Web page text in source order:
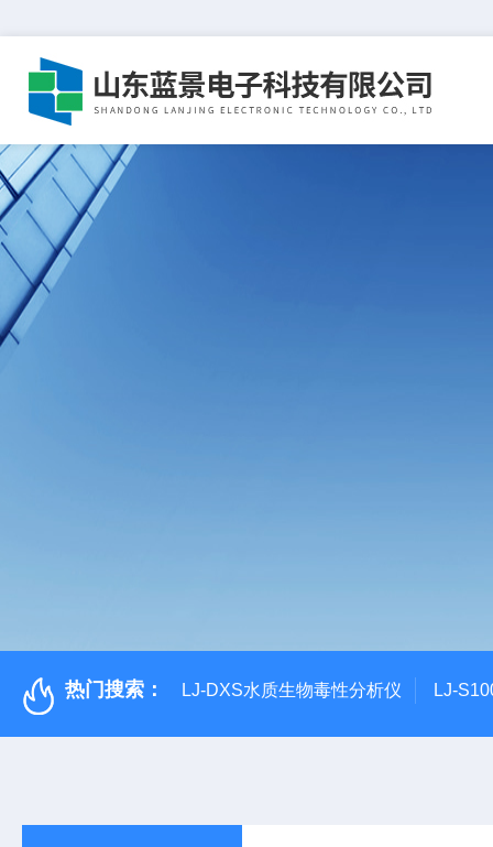
热门搜索： LJ-DXS水质生物毒性分析仪 LJ-